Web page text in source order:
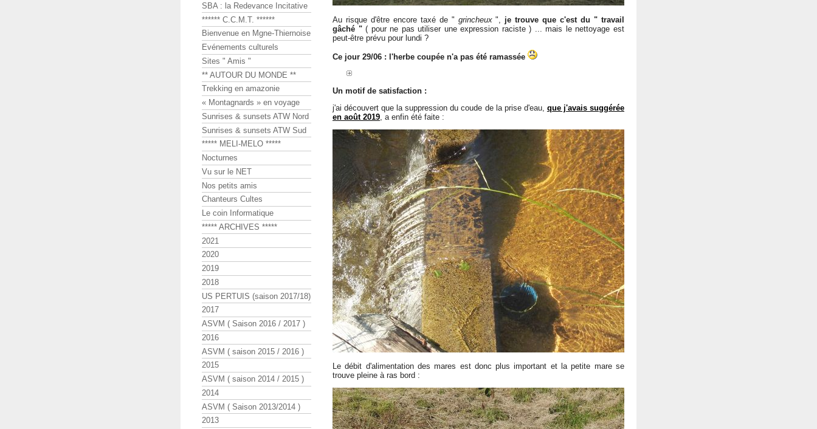
Au risque d'être encore taxé de " grincheux", je trouve que c'est du " travail
gâché "( pour ne pas utiliser une expression raciste ) ... mais le nettoyage est
peut-être prévu pour lundi ?
Ce jour 29/06 : l'herbe coupée n'a pas été ramassée
Un motif de satisfaction :
j'ai découvert que la suppression du coude de la prise d'eau, que j'avais suggérée
en août 2019 , a enfin été faite :
Le débit d'alimentation des mares est donc plus important et la petite mare se
trouve pleine à ras bord :
SBA : la Redevance Incitative
****** C.C.M.T. ******
Bienvenue en Mgne-Thiernoise
Evénements culturels
Sites " Amis "
** AUTOUR DU MONDE **
Trekking en amazonie
« Montagnards » en voyage
Sunrises & sunsets ATW Nord
Sunrises & sunsets ATW Sud
***** MELI-MELO *****
Nocturnes
Vu sur le NET
Nos petits amis
Chanteurs Cultes
Le coin Informatique
***** ARCHIVES *****
2021
2020
2019
2018
US PERTUIS (saison 2017/18)
2017
ASVM ( Saison 2016 / 2017 )
2016
ASVM ( saison 2015 / 2016 )
2015
ASVM ( saison 2014 / 2015 )
2014
ASVM ( Saison 2013/2014 )
2013